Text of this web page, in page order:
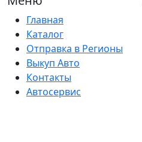
Главная
Каталог
Отправка в Регионы
Выкуп Авто
Контакты
Автосервис